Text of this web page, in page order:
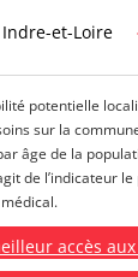
Indre-et-Loire
potentielle
sur la
âge de la
de l’indicateur
accès